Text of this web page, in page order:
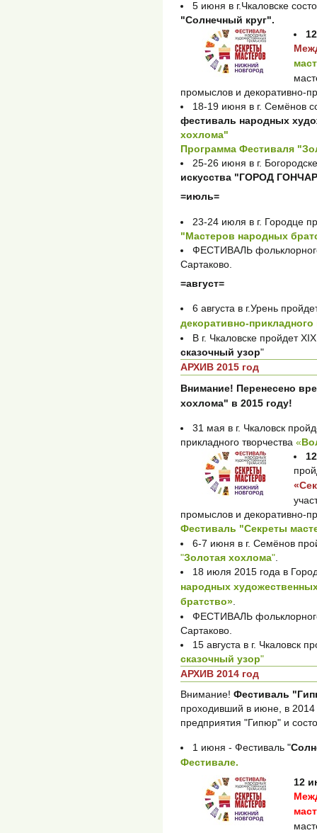
5 июня в г.Чкаловске
"Солнечный круг".
промыслов и декоративно-
18-19 июня в г. Семёнов
фестиваль народных
хохлома"
Программа Фестиваля
25-26 июня в г.
искусства "ГОРОД
=июль=
23-24 июля в г. Городце
"Мастеров народных
ФЕСТИВАЛЬ
Сартаково.
=август=
6 августа в г.Урень
декоративно-
В г. Чкаловске пройдет
сказочный узор"
АРХИВ 2015 год
Внимание! Перенесено
хохлома" в 2015 году!
31 мая в г. Чкаловск
прикладного творчества «
промыслов и декоративно-
Фестиваль "Секреты
6-7 июня в г. Семёнов
"Золотая хохлома"
18 июля 2015 года в
народных
братство»
ФЕСТИВАЛЬ
Сартаково.
15 августа в г. Чкаловск
сказочный узор"
АРХИВ 2014 год
Внимание! Фестиваль
проходивший в июне, в 2014
предприятия "Гипюр" и
1 июня - Фестиваль "
Фестивале.
12